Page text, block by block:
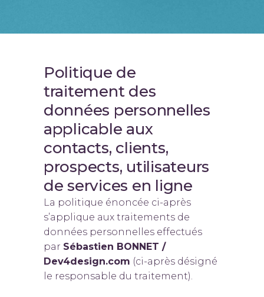
Politique de
traitement des
données personnelles
applicable aux
contacts, clients,
prospects, utilisateurs
de services en ligne
La politique énoncée ci-après
s’applique aux traitements de
données personnelles effectués
par Sébastien BONNET /
Dev4design.com (ci-après désigné
le responsable du traitement).